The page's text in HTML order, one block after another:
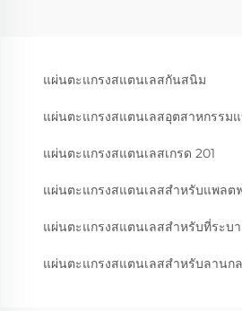
แผ่นตะแกรงสแตนเลสกันสนิม
แผ่นตะแกรงสแตนเลสอุตสาหกรรม
แผ่นตะแกรงสแตนเลสเกรด 201
แผ่นตะแกรงสแตนเลสสำหรับแพลต
แผ่นตะแกรงสแตนเลสสำหรับที่ระบ
แผ่นตะแกรงสแตนเลสสำหรับลานก